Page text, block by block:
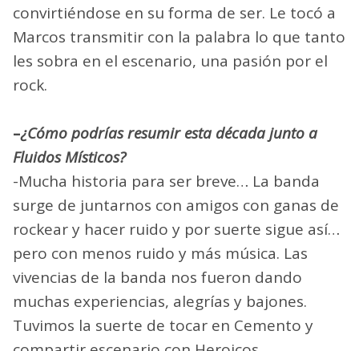
convirtiéndose en su forma de ser. Le tocó a
Marcos transmitir con la palabra lo que tanto
les sobra en el escenario, una pasión por el
rock.
–¿Cómo podrías resumir esta década junto a
Fluidos Místicos?
-Mucha historia para ser breve… La banda
surge de juntarnos con amigos con ganas de
rockear y hacer ruido y por suerte sigue así…
pero con menos ruido y más música. Las
vivencias de la banda nos fueron dando
muchas experiencias, alegrías y bajones.
Tuvimos la suerte de tocar en Cemento y